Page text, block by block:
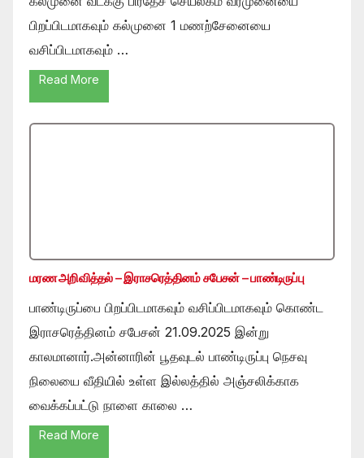
பிறப்பிடமாகவும் கல்முனை 1 மணற்சேனையை
வசிப்பிடமாகவும் …
Read More
மரண அறிவித்தல் – இராசரெத்தினம் சபேசன் – பாண்டிருப்பு
பாண்டிருப்பை பிறப்பிடமாகவும் வசிப்பிடமாகவும் கொண்ட
இராசரெத்தினம் சபேசன் 21.09.2025 இன்று
காலமானார்.அன்னாரின் பூதவுடல் பாண்டிருப்பு நெசவு
நிலையை வீதியில் உள்ள இல்லத்தில் அஞ்சலிக்காக
வைக்கப்பட்டு நாளை காலை …
Read More